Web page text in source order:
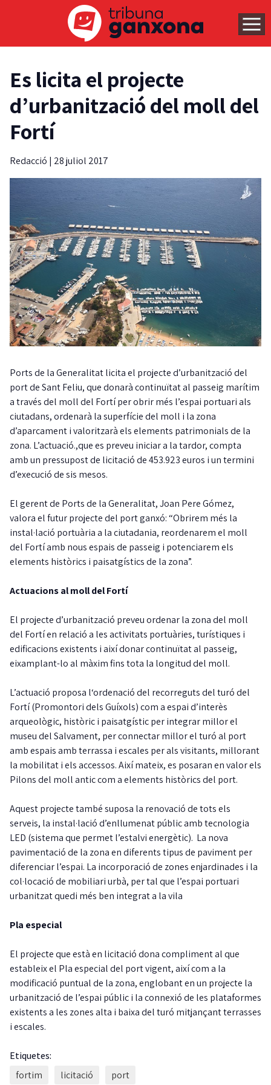
Es licita el projecte
d’urbanització del moll del
Fortí
Redacció | 28 juliol 2017
Ports de la Generalitat licita el projecte d’urbanització del
port de Sant Feliu, que donarà continuïtat al passeig marítim
a través del moll del Fortí per obrir més l’espai portuari als
ciutadans, ordenarà la superfície del moll i la zona
d’aparcament i valoritzarà els elements patrimonials de la
zona. L’actuació.,que es preveu iniciar a la tardor, compta
amb un pressupost de licitació de 453.923 euros i un termini
d’execució de sis mesos.
El gerent de Ports de la Generalitat, Joan Pere Gómez,
valora el futur projecte del port ganxó: “Obrirem més la
instal·lació portuària a la ciutadania, reordenarem el moll
del Fortí amb nous espais de passeig i potenciarem els
elements històrics i paisatgístics de la zona”.
Actuacions al moll del Fortí
El projecte d’urbanització preveu ordenar la zona del moll
del Fortí en relació a les activitats portuàries, turístiques i
edificacions existents i així donar continuïtat al passeig,
eixamplant-lo al màxim fins tota la longitud del moll.
L’actuació proposa l‘ordenació del recorreguts del turó del
Fortí (Promontori dels Guíxols) com a espai d’interès
arqueològic, històric i paisatgístic per integrar millor el
museu del Salvament, per connectar millor el turó al port
amb espais amb terrassa i escales per als visitants, millorant
la mobilitat i els accessos. Així mateix, es posaran en valor els
Pilons del moll antic com a elements històrics del port.
Aquest projecte també suposa la renovació de tots els
serveis, la instal·lació d’enllumenat públic amb tecnologia
LED (sistema que permet l’estalvi energètic). La nova
pavimentació de la zona en diferents tipus de paviment per
diferenciar l’espai. La incorporació de zones enjardinades i la
col·locació de mobiliari urbà, per tal que l’espai portuari
urbanitzat quedi més ben integrat a la vila
Pla especial
El projecte que està en licitació dona compliment al que
estableix el Pla especial del port vigent, així com a la
modificació puntual de la zona, englobant en un projecte la
urbanització de l’espai públic i la connexió de les plataformes
existents a les zones alta i baixa del turó mitjançant terrasses
i escales.
Etiquetes:
fortim
licitació port